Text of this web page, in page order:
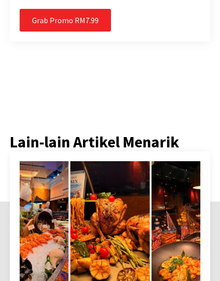
Grab Promo RM7.99
Lain-lain Artikel Menarik